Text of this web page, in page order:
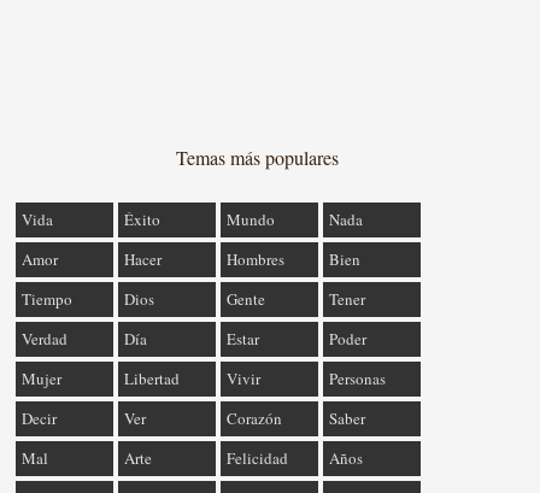
Temas más populares
Vida Éxito Mundo
Nada
Amor
Hacer Hombres
Bien
Tiempo
Dios Gente
Tener
Verdad
Día Estar
Poder
Mujer
Libertad Vivir
Personas
Decir
Ver Corazón
Saber
Mal
Arte Felicidad
Años